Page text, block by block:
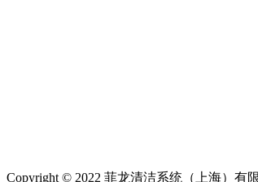
Copyright © 2022 菲龙清洁系统（上海）有